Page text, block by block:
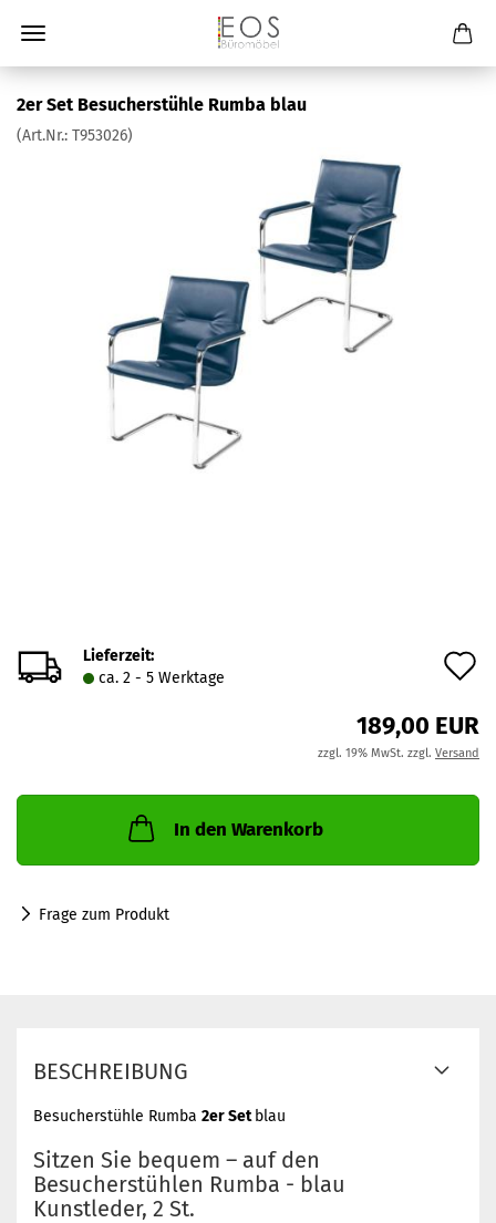
2er Set Besucherstühle Rumba blau
(Art.Nr.: T953026)
Lieferzeit:
ca. 2 - 5 Werktage
189,00 EUR
zzgl. 19% MwSt. zzgl. Versand
In den Warenkorb
Frage zum Produkt
BESCHREIBUNG
Besucherstühle Rumba 2er Set blau
Sitzen Sie bequem – auf den
Besucherstühlen Rumba - blau
Kunstleder, 2 St.